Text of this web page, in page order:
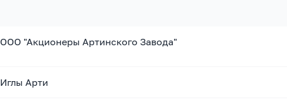
ООО "Акционеры Артинского Завода"
Иглы Арти